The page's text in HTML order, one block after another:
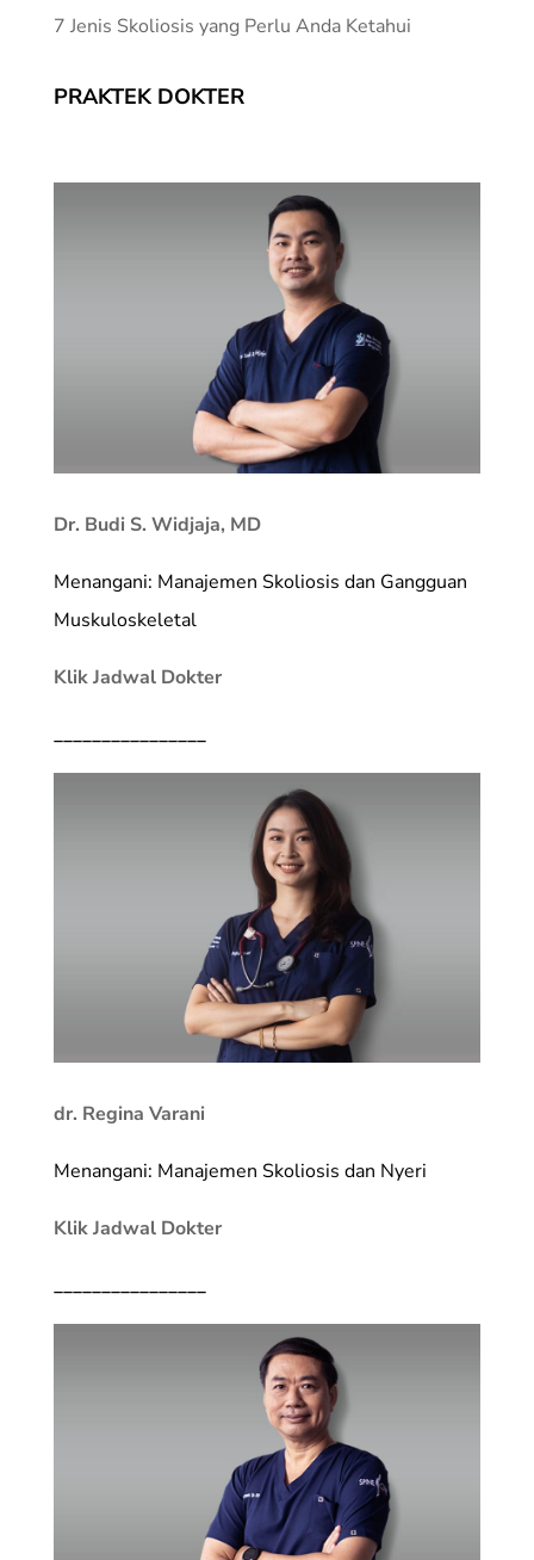
7 Jenis Skoliosis yang Perlu Anda Ketahui
PRAKTEK DOKTER
Dr. Budi S. Widjaja, MD
Menangani: Manajemen Skoliosis dan Gangguan
Muskuloskeletal
Klik Jadwal Dokter
________________
dr. Regina Varani
Menangani: Manajemen Skoliosis dan Nyeri
Klik Jadwal Dokter
________________